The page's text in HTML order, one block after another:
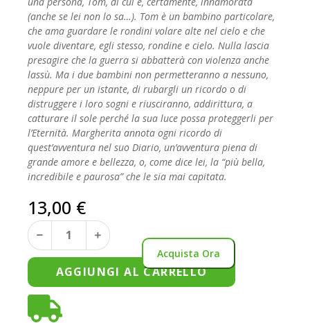
(anche se lei non lo sa…). Tom è un bambino particolare,
che ama guardare le rondini volare alte nel cielo e che
vuole diventare, egli stesso, rondine e cielo. Nulla lascia
presagire che la guerra si abbatterà con violenza anche
lassù. Ma i due bambini non permetteranno a nessuno,
neppure per un istante, di rubargli un ricordo o di
distruggere i loro sogni e riusciranno, addirittura, a
catturare il sole perché la sua luce possa proteggerli per
l’Eternità. Margherita annota ogni ricordo di
quest’avventura nel suo Diario, un’avventura piena di
grande amore e bellezza, o, come dice lei, la “più bella,
incredibile e paurosa” che le sia mai capitata.
13,00 €
AGGIUNGI AL CARRELLO
Acquista Ora